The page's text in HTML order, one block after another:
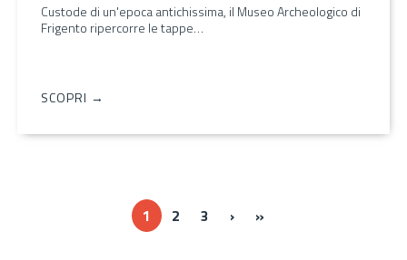
Custode di un'epoca antichissima, il Museo Archeologico di
Frigento ripercorre le tappe…
SCOPRI →
1 2 3 ›Next ›
»